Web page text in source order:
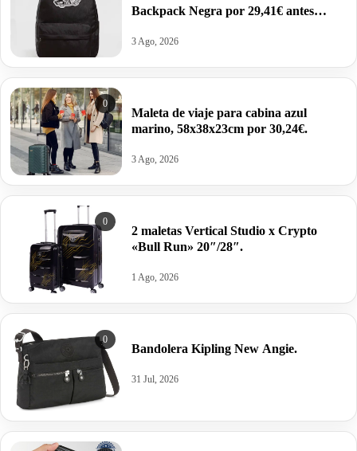
Backpack Negra por 29,41€ antes
3 Ago, 2026
0
Maleta de viaje para cabina azul
marino, 58x38x23cm por 30,24€.
3 Ago, 2026
0
2 maletas Vertical Studio x Crypto
«Bull Run» 20″/28″.
1 Ago, 2026
0
Bandolera Kipling New Angie.
31 Jul, 2026